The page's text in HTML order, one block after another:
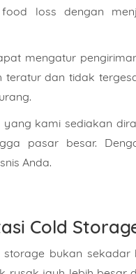
food loss dengan
mengatur
teratur dan tidak
kami sediakan
pasar besar.
Anda.
Cold
storage bukan